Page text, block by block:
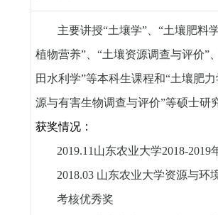
主要讲授“土壤学”、“土壤肥料
植物营养”、“土壤资源调查与评价”
田水利学”等本科生课程和“土壤肥力
源与有害生物调查与评价”等硕士研
获奖情况：
2019.11山东农业大学2018-2019
2018.03 山东农业大学资源与环
考核优秀奖